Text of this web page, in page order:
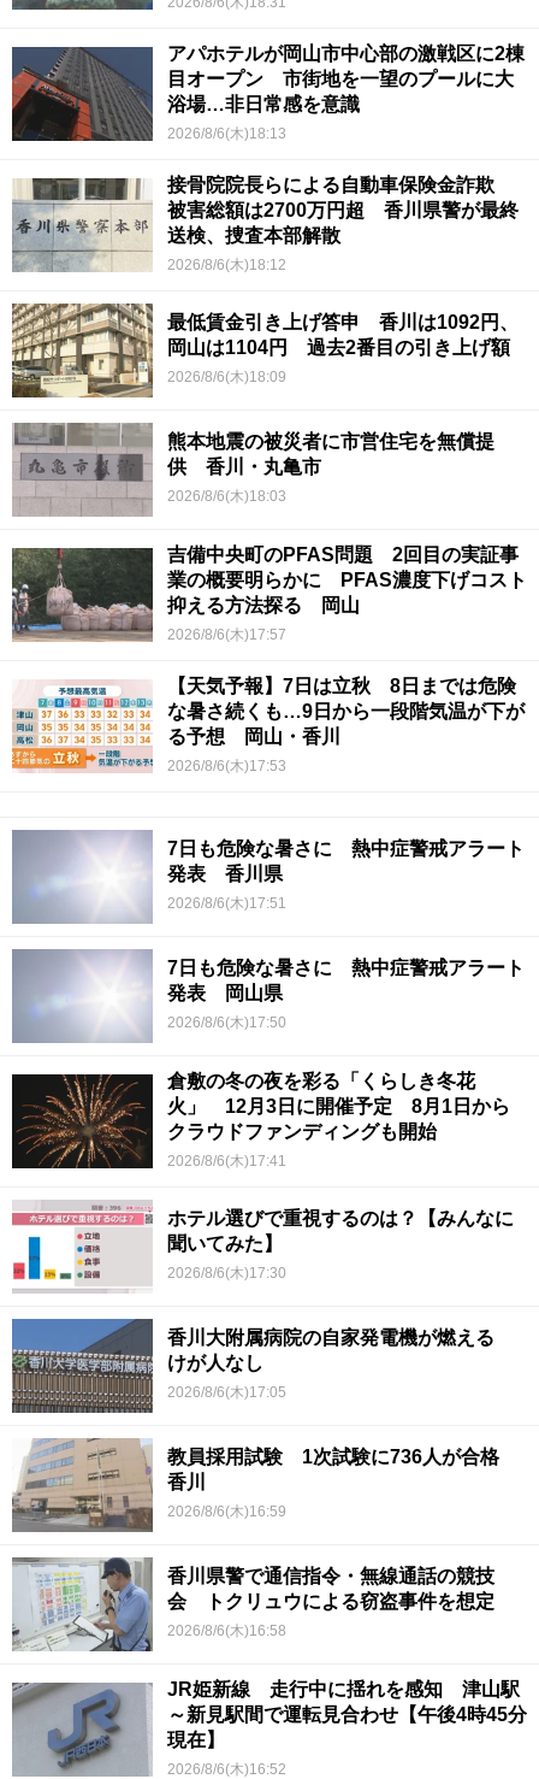
アパホテルが岡山市中心部の激戦区に2棟
目オープン 市街地を一望のプールに大
浴場…非日常感を意識
2026/8/6(木)18:13
接骨院院長らによる自動車保険金詐欺
被害総額は2700万円超 香川県警が最終
送検、捜査本部解散
2026/8/6(木)18:12
最低賃金引き上げ答申 香川は1092円、
岡山は1104円 過去2番目の引き上げ額
2026/8/6(木)18:09
熊本地震の被災者に市営住宅を無償提
供 香川・丸亀市
2026/8/6(木)18:03
吉備中央町のPFAS問題 2回目の実証事
業の概要明らかに PFAS濃度下げコスト
抑える方法探る 岡山
2026/8/6(木)17:57
【天気予報】7日は立秋 8日までは危険
な暑さ続くも…9日から一段階気温が下が
る予想 岡山・香川
2026/8/6(木)17:53
7日も危険な暑さに 熱中症警戒アラート
発表 香川県
2026/8/6(木)17:51
7日も危険な暑さに 熱中症警戒アラート
発表 岡山県
2026/8/6(木)17:50
倉敷の冬の夜を彩る「くらしき冬花
火」 12月3日に開催予定 8月1日から
クラウドファンディングも開始
2026/8/6(木)17:41
ホテル選びで重視するのは？【みんなに
聞いてみた】
2026/8/6(木)17:30
香川大附属病院の自家発電機が燃える
けが人なし
2026/8/6(木)17:05
教員採用試験 1次試験に736人が合格
香川
2026/8/6(木)16:59
香川県警で通信指令・無線通話の競技
会 トクリュウによる窃盗事件を想定
2026/8/6(木)16:58
JR姫新線 走行中に揺れを感知 津山駅
～新見駅間で運転見合わせ【午後4時45分
現在】
2026/8/6(木)16:52